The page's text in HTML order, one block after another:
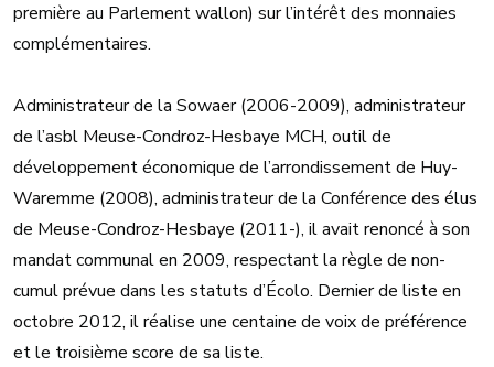
première au Parlement wallon) sur l’intérêt des monnaies
complémentaires.
Administrateur de la Sowaer (2006-2009), administrateur
de l’asbl Meuse-Condroz-Hesbaye MCH, outil de
développement économique de l’arrondissement de Huy-
Waremme (2008), administrateur de la Conférence des élus
de Meuse-Condroz-Hesbaye (2011-), il avait renoncé à son
mandat communal en 2009, respectant la règle de non-
cumul prévue dans les statuts d’Écolo. Dernier de liste en
octobre 2012, il réalise une centaine de voix de préférence
et le troisième score de sa liste.